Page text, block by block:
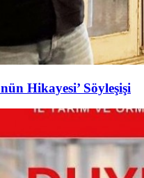
Hikayesi’ Söyleşişi